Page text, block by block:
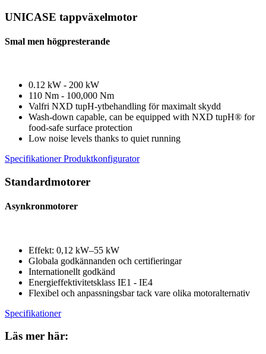
UNICASE tappväxelmotor
Smal men högpresterande
0.12 kW - 200 kW
110 Nm - 100,000 Nm
Valfri NXD tupH-ytbehandling för maximalt skydd
Wash-down capable, can be equipped with NXD tupH® for
food-safe surface protection
Low noise levels thanks to quiet running
SpecifikationerProduktkonfigurator
Standardmotorer
Asynkronmotorer
Effekt: 0,12 kW–55 kW
Globala godkännanden och certifieringar
Internationellt godkänd
Energieffektivitetsklass IE1 - IE4
Flexibel och anpassningsbar tack vare olika motoralternativ
Specifikationer
Läs mer här: